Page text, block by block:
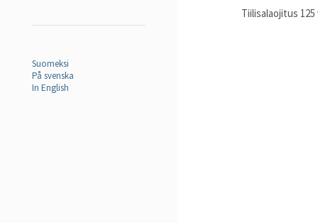
Suomeksi
På svenska
In English
Tiilisalaojitus